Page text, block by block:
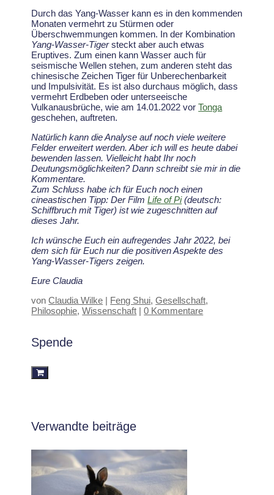
Durch das Yang-Wasser kann es in den kommenden
Monaten vermehrt zu Stürmen oder
Überschwemmungen kommen. In der Kombination
Yang-Wasser-Tigersteckt aber auch etwas
Eruptives. Zum einen kann Wasser auch für
seismische Wellen stehen, zum anderen steht das
chinesische Zeichen Tiger für Unberechenbarkeit
und Impulsivität. Es ist also durchaus möglich, dass
vermehrt Erdbeben oder unterseeische
Vulkanausbrüche, wie am 14.01.2022 vorTonga
geschehen, auftreten.
Natürlich kann die Analyse auf noch viele weitere
Felder erweitert werden. Aber ich will es heute dabei
bewenden lassen. Vielleicht habt Ihr noch
Deutungsmöglichkeiten? Dann schreibt sie mir in die
Kommentare.
Zum Schluss habe ich für Euch noch einen
cineastischen Tipp: Der FilmLife of Pi(deutsch:
Schiffbruch mit Tiger) ist wie zugeschnitten auf
dieses Jahr.
Ich wünsche Euch ein aufregendes Jahr 2022, bei
dem sich für Euch nur die positiven Aspekte des
Yang-Wasser-Tigers zeigen.
Eure Claudia
vonClaudia Wilke | Feng Shui,Gesellschaft,
Philosophie,Wissenschaft |0 Kommentare
Spende
Verwandte beiträge